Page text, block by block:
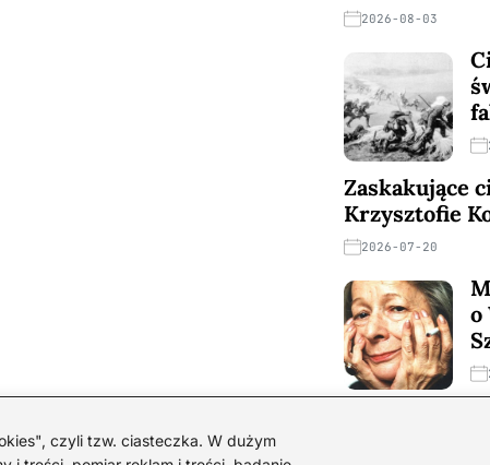
czyli tzw. ciasteczka. W dużym
2026-08-03
Zaskakujące
Krzysztofie
2026-07-20
o